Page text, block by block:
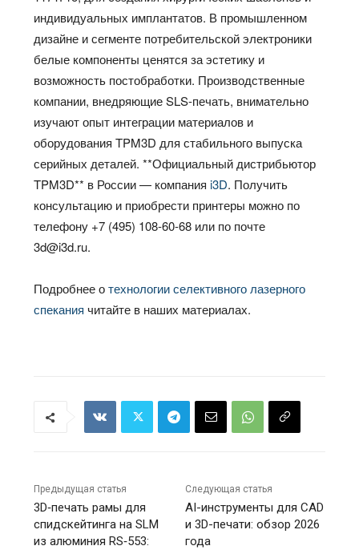
индивидуальных имплантатов. В промышленном
дизайне и сегменте потребительской электроники
белые компоненты ценятся за эстетику и
возможность постобработки. Производственные
компании, внедряющие SLS-печать, внимательно
изучают опыт интеграции материалов и
оборудования TPM3D для стабильного выпуска
серийных деталей. **Официальный дистрибьютор
TPM3D** в России — компанияi3D. Получить
консультацию и приобрести принтеры можно по
телефону +7 (495) 108-60-68 или по почте
3d@i3d.ru.
Подробнее отехнологии селективного лазерного
спекания читайте в наших материалах.
Предыдущая статья
3D‑печать рамы для
спидскейтинга на SLM
из алюминия RS‑553:
Следующая статья
AI-инструменты для CAD
и 3D-печати: обзор 2026
года